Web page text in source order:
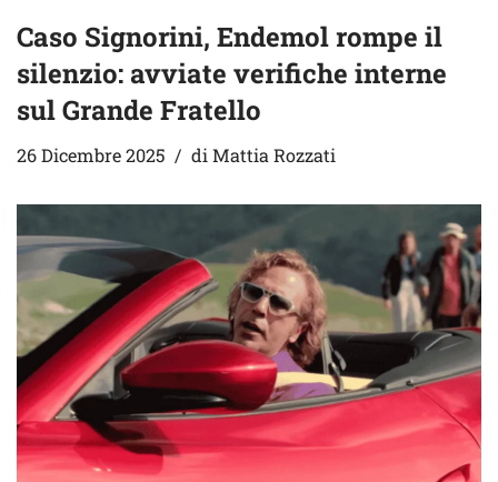
Caso Signorini, Endemol rompe il
silenzio: avviate verifiche interne
sul Grande Fratello
26 Dicembre 2025 diMattia Rozzati